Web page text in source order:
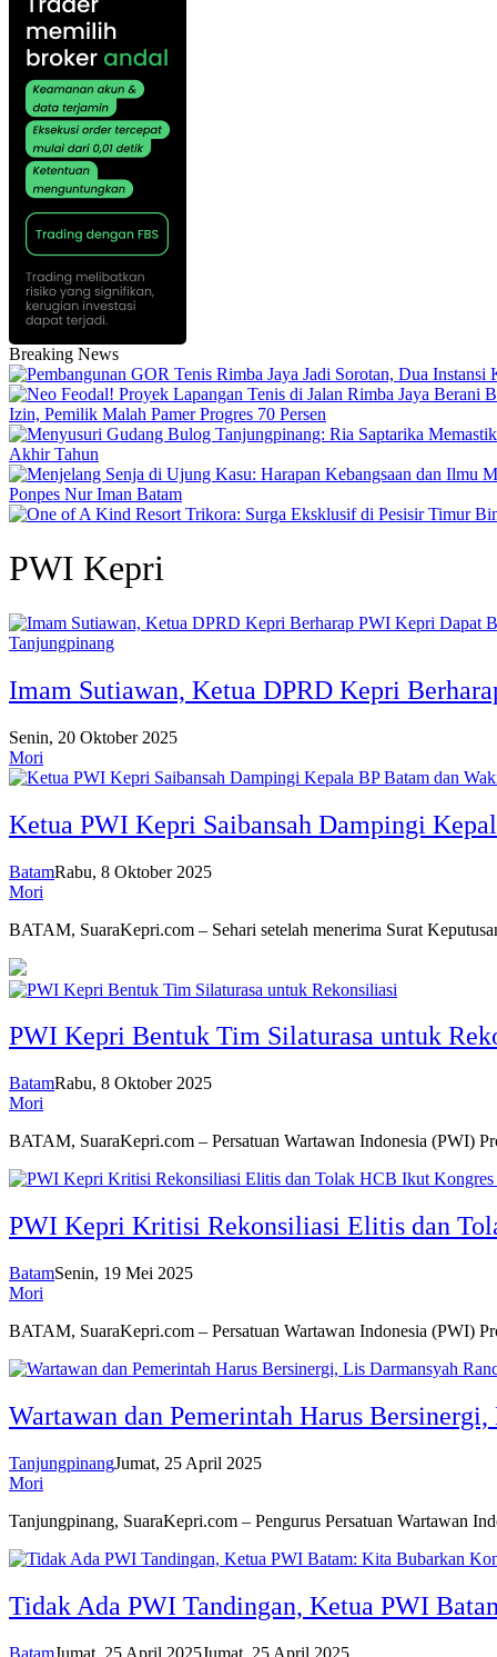
Breaking News
Izin, Pemilik Malah Pamer Progres 70 Persen
Akhir Tahun
Ponpes Nur Iman Batam
PWI Kepri
Tanjungpinang
Imam Sutiawan, Ketua DPRD Kepri
Senin, 20 Oktober 2025
Mori
Ketua PWI Kepri Saibansah Dampingi
BatamRabu, 8 Oktober 2025
Mori
BATAM, SuaraKepri.com – Sehari setelah menerima Surat
PWI Kepri Bentuk Tim Silaturasa untuk
BatamRabu, 8 Oktober 2025
Mori
BATAM, SuaraKepri.com – Persatuan Wartawan Indonesia (PWI)
PWI Kepri Kritisi Rekonsiliasi Elitis dan
BatamSenin, 19 Mei 2025
Mori
BATAM, SuaraKepri.com – Persatuan Wartawan Indonesia (PWI)
Wartawan dan Pemerintah Harus
TanjungpinangJumat, 25 April 2025
Mori
Tanjungpinang, SuaraKepri.com – Pengurus Persatuan Wartawan
Tidak Ada PWI Tandingan, Ketua PWI
BatamJumat, 25 April 2025Jumat, 25 April 2025